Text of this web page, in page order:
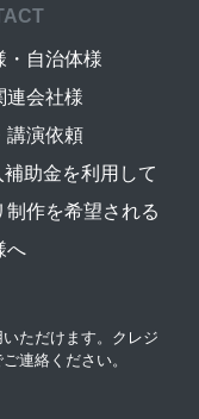
・自治体様
連会社様
講演依頼
補助金を利用して
制作を希望される
へ
ただけます。クレジ
連絡ください。